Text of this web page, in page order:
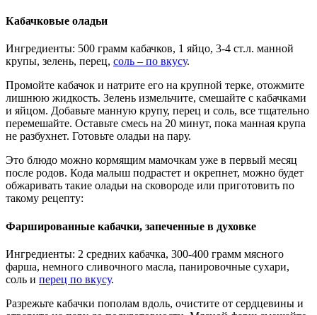
Кабачковые оладьи
Ингредиенты: 500 грамм кабачков, 1 яйцо, 3-4 ст.л. манной
крупы, зелень, перец, соль – по вкусу.
Промойте кабачок и натрите его на крупной терке, отожмите
лишнюю жидкость. Зелень измельчите, смешайте с кабачками
и яйцом. Добавьте манную крупу, перец и соль, все тщательно
перемешайте. Оставьте смесь на 20 минут, пока манная крупа
не разбухнет. Готовьте оладьи на пару.
Это блюдо можно кормящим мамочкам уже в первый месяц
после родов. Кода малыш подрастет и окрепнет, можно будет
обжаривать такие оладьи на сковороде или приготовить по
такому рецепту:
Фаршированные кабачки, запеченные в духовке
Ингредиенты: 2 средних кабачка, 300-400 грамм мясного
фарша, немного сливочного масла, панировочные сухари,
соль и перец по вкусу.
Разрежьте кабачки пополам вдоль, очистите от сердцевины и